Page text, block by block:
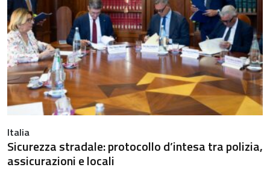
Italia
Sicurezza stradale: protocollo d’intesa tra polizia,
assicurazioni e locali